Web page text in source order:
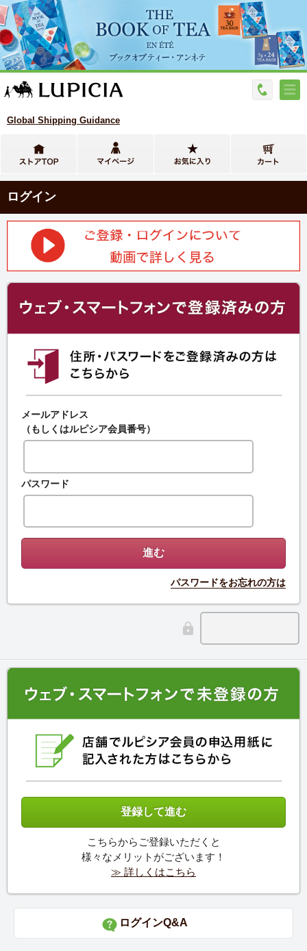
Global Shipping Guidance
ログイン
メールアドレス
（もしくはルピシア会員番号）
パスワード
パスワードをお忘れの方は
こちらからご登録いただくと
様々なメリットがございます！
≫ 詳しくはこちら